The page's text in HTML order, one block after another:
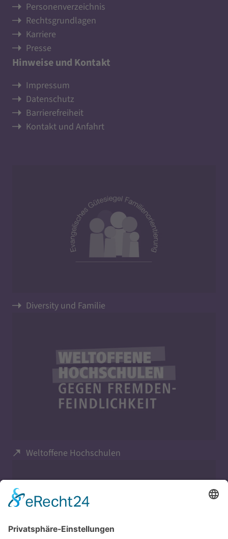
Personenverzeichnis
Rechtsgrundlagen
Karriere
Presse
Hinweise und Kontakt
Impressum
Datenschutz
Barrierefreiheit
Kontakt und Anfahrt
Diversity und Familie
Weltoffene Hochschulen